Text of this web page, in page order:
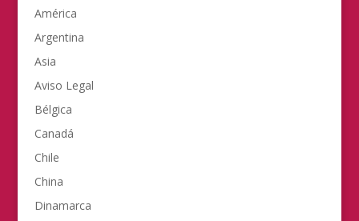
América
Argentina
Asia
Aviso Legal
Bélgica
Canadá
Chile
China
Dinamarca